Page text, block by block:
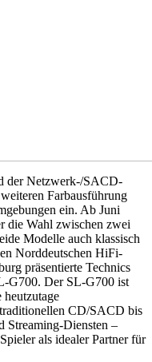
der Netzwerk-/SACD-
Farbausführung
ein. Ab Juni
die Wahl zwischen zwei
Modelle auch klassisch
Norddeutschen HiFi-
präsentierte Technics
G700. Der SL-G700 ist
CD/SACD bis
Streaming-Diensten –
als idealer Partner für